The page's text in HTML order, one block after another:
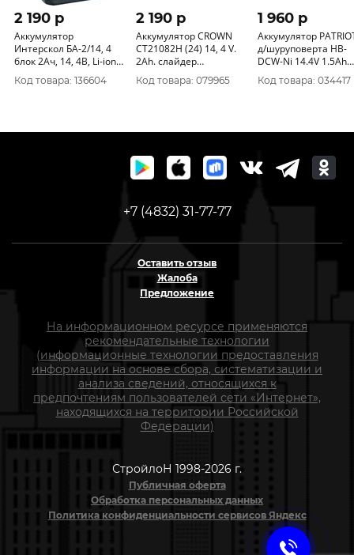
2 190 p
Аккумулятор
Интерскол БА-2/14, 4
блок 2Ач, 14, 4В, Li-ion
2400.025
Код товара: 136604
2 190 p
Аккумулятор CROWN
СТ21082Н (24) 14, 4 V.
2Ah. слайдер
02703900201
Код товара: 079965
1 960 p
Аккумулятор
д/шуруповерта HB-
DCW-Ni 14.4V 1.5Ah
190200104
Код товара: 034417
+7 (4832) 31-77-77
Оставить отзыв
Жалоба
Предложение
На информационном ресурсе применяются
рекомендательные технологии
(информационные технологии предоставления
информации на основе сбора, систематизации и
анализа сведений, относящихся к
предпочтениям пользователей сети «Интернет»,
находящихся на территории Российской
Федерации)
СтройлоН 1998-2026 г.
Публичная оферта
Обработка персональных данных
Политика конфиденциальности сервисов Яндекс